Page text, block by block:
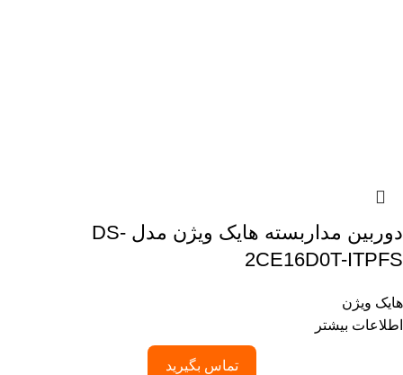
دوربین مداربسته هایک ویژن مدل DS-
2CE16D0T-ITPFS
هایک ویژن
اطلاعات بیشتر
تماس بگیرید